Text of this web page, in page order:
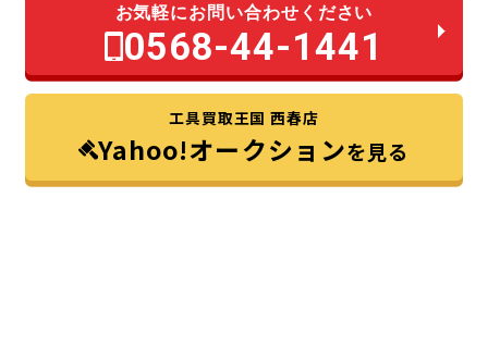
お気軽にお問い合わせください
0568-44-1441
工具買取王国 西春店
Yahoo!オークションを見る